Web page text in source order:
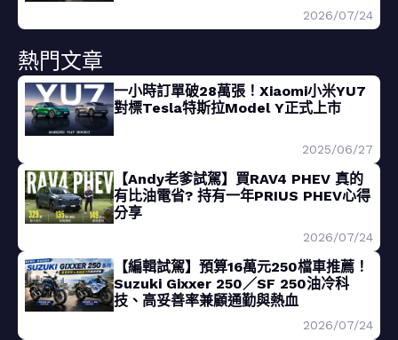
2026/07/24
熱門文章
一小時訂單破28萬張！Xiaomi小米YU7
對標Tesla特斯拉Model Y正式上市
2025/06/27
【Andy老爹試駕】買RAV4 PHEV 真的
有比油電省? 持有一年PRIUS PHEV心得
分享
2026/07/24
【編輯試駕】預算16萬元250檔車推薦！
Suzuki Gixxer 250／SF 250油冷科
技、高妥善率兼顧通勤與熱血
2026/07/24